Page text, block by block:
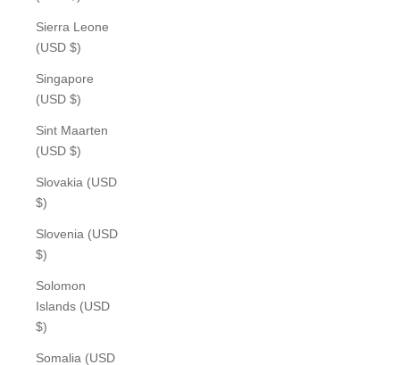
Sierra Leone
(USD $)
Singapore
(USD $)
Sint Maarten
(USD $)
Slovakia (USD
$)
Slovenia (USD
$)
Solomon
Islands (USD
$)
Somalia (USD